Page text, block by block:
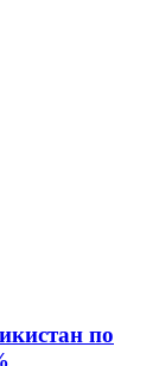
по